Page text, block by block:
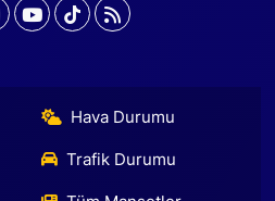
Hava Durumu
Trafik Durumu